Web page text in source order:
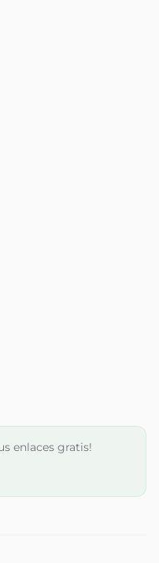
enlaces gratis!